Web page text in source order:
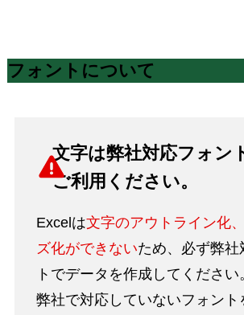
フォントについて
文字は弊社対応フォン
ご利用ください。
Excelは文字のアウトライン化
ズ化ができないため、必ず弊社
トでデータを作成してください
弊社で対応していないフォント